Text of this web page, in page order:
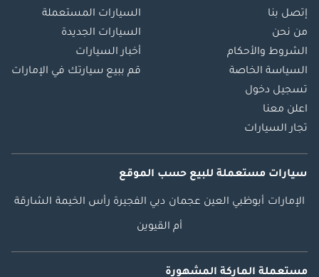
إتصل بنا
من نحن
الشروط والأحكام
السياسة الخاصة
تسجيل دخول
اعلن معنا
تجار السيارات
السيارات المستعملة
السيارات الجديدة
أخبار السيارات
قم ببيع سيارتك في الإمارات
سيارات مستعملة للبيع حسب الموقع
الإمارات أبوظبي العين عجمان دبي الفجيرة رأس الخيمة الشارقة
أم القيوين
مستعملة الماركة المشهورة